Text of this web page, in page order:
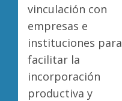
vinculación con
empresas e
instituciones para
facilitar la
incorporación
productiva y